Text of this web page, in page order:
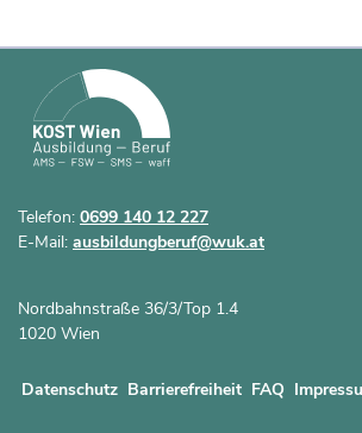
Nordbahnstraße 36/3/Top 1.4
1020 Wien
Telefon: 0699 140 12 227
E-Mail: ausbildungberuf@wuk.at
Datenschutz Barrierefreiheit FAQ